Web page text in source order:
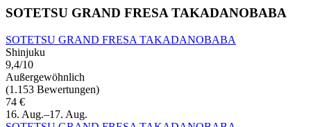
SOTETSU GRAND FRESA TAKADANOBABA
SOTETSU GRAND FRESA TAKADANOBABA
Shinjuku
9,4/10
Außergewöhnlich
(1.153 Bewertungen)
74 €
16. Aug.–17. Aug.